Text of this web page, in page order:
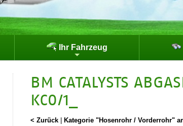
Ihr Fahrzeug
BM CATALYSTS
KC0/1_
< Zurück|
Kategorie "Hosenrohr / Vorderrohr"